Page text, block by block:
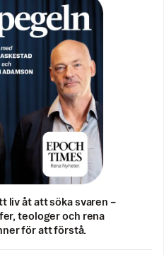
liv åt att söka svaren –
teologer och rena
för att förstå.